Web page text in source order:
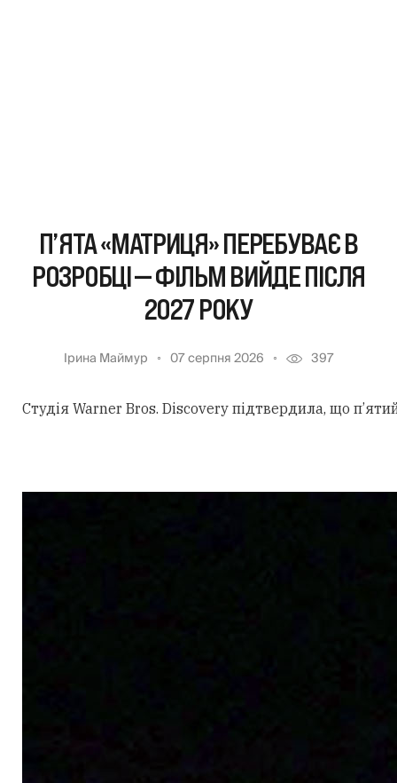
П’ЯТА «МАТРИЦЯ» ПЕРЕБУВАЄ В
РОЗРОБЦІ — ФІЛЬМ ВИЙДЕ ПІСЛЯ
2027 РОКУ
Ірина Маймур 07 серпня 2026 397
Студія Warner Bros. Discovery підтвердила, що